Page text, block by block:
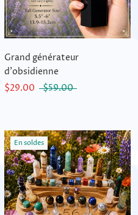
Grand générateur
d'obsidienne
$29.00
$59.00
En soldes